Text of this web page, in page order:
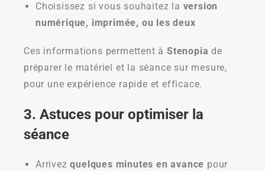
Choisissez si vous souhaitez la version
numérique, imprimée, ou les deux
Ces informations permettent à Stenopia de
préparer le matériel et la séance sur mesure,
pour une expérience rapide et efficace.
3. Astuces pour optimiser la
séance
Arrivezquelques minutes en avance pour